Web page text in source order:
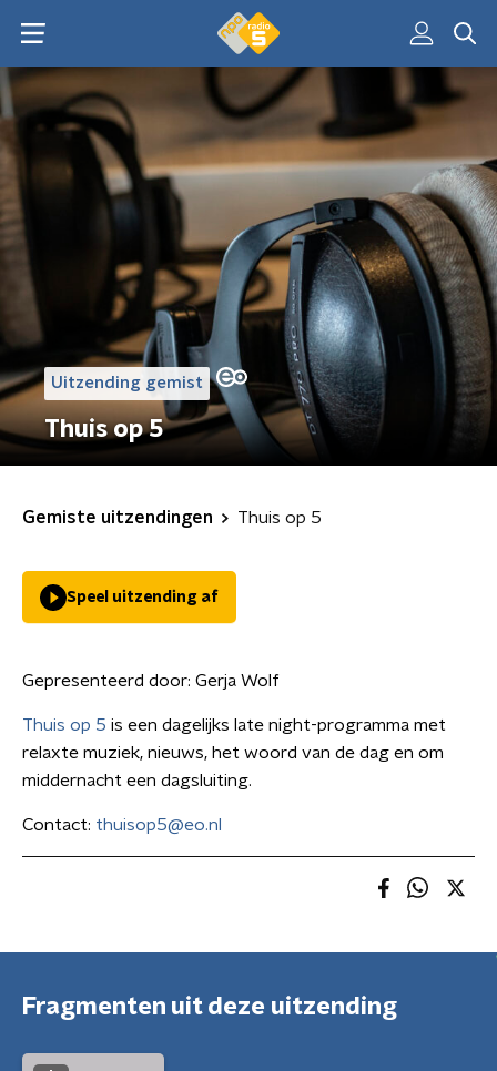
Uitzending gemist
Thuis op 5
Gemiste uitzendingen Thuis op 5
Speel uitzending af
Gepresenteerd door: Gerja Wolf
Thuis op 5 is een dagelijks late night-programma met
relaxte muziek, nieuws, het woord van de dag en om
middernacht een dagsluiting.
Contact: thuisop5@eo.nl
Fragmenten uit deze uitzending